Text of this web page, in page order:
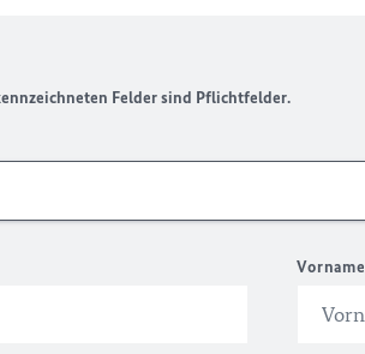
Felder sind Pflichtfelder.
Vorname